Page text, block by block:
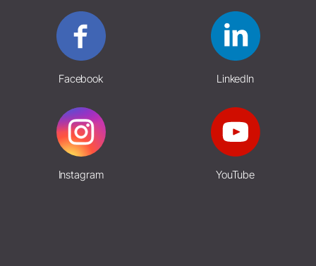
Facebook LinkedIn
Instagram YouTube